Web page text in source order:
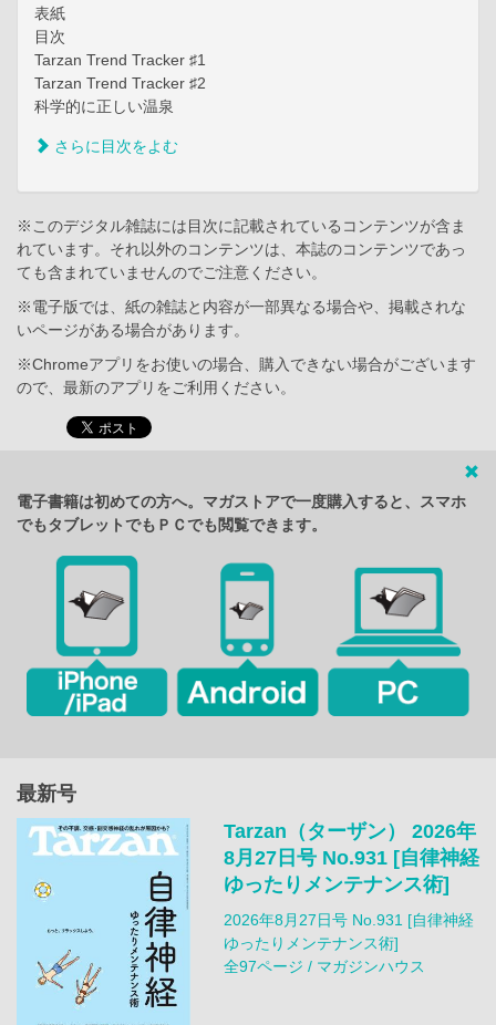
表紙
目次
Tarzan Trend Tracker ♯1
Tarzan Trend Tracker ♯2
科学的に正しい温泉
さらに目次をよむ
※このデジタル雑誌には目次に記載されているコンテンツが含ま
れています。それ以外のコンテンツは、本誌のコンテンツであっ
ても含まれていませんのでご注意ください。
※電子版では、紙の雑誌と内容が一部異なる場合や、掲載されな
いページがある場合があります。
※Chromeアプリをお使いの場合、購入できない場合がございます
ので、最新のアプリをご利用ください。
電子書籍は初めての方へ。マガストアで一度購入すると、スマホ
でもタブレットでもＰＣでも閲覧できます。
最新号
Tarzan（ターザン） 2026年
8月27日号 No.931 [自律神経
ゆったりメンテナンス術]
2026年8月27日号 No.931 [自律神経
ゆったりメンテナンス術]
全97ページ / マガジンハウス